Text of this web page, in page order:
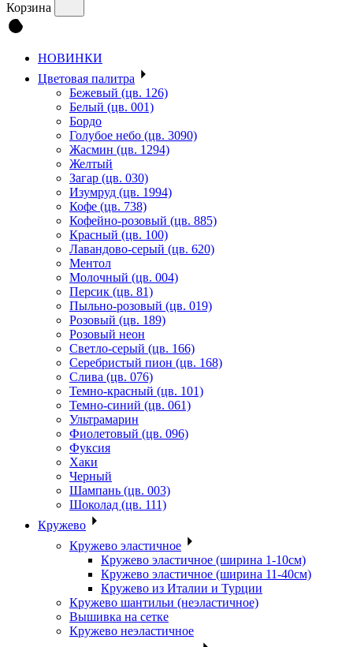
Корзина
НОВИНКИ
Цветовая палитра
Бежевый (цв. 126)
Белый (цв. 001)
Бордо
Голубое небо (цв. 3090)
Жасмин (цв. 1294)
Желтый
Загар (цв. 030)
Изумруд (цв. 1994)
Кофе (цв. 738)
Кофейно-розовый (цв. 885)
Красный (цв. 100)
Лавандово-серый (цв. 620)
Ментол
Молочный (цв. 004)
Персик (цв. 81)
Пыльно-розовый (цв. 019)
Розовый (цв. 189)
Розовый неон
Светло-серый (цв. 166)
Серебристый пион (цв. 168)
Слива (цв. 076)
Темно-красный (цв. 101)
Темно-синий (цв. 061)
Ультрамарин
Фиолетовый (цв. 096)
Фуксия
Хаки
Черный
Шампань (цв. 003)
Шоколад (цв. 111)
Кружево
Кружево эластичное
Кружево эластичное (ширина 1-10см)
Кружево эластичное (ширина 11-40см)
Кружево из Италии и Турции
Кружево шантильи (неэластичное)
Вышивка на сетке
Кружево неэластичное